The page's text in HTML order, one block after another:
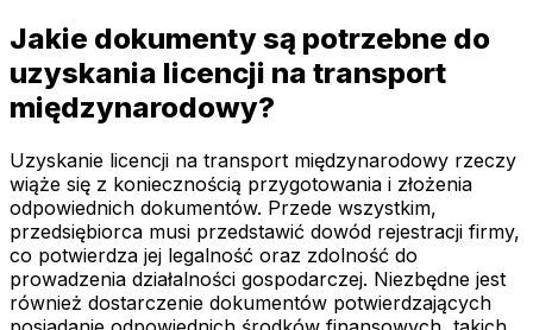
Jakie dokumenty są potrzebne do
uzyskania licencji na transport
międzynarodowy?
Uzyskanie licencji na transport międzynarodowy rzeczy
wiąże się z koniecznością przygotowania i złożenia
odpowiednich dokumentów. Przede wszystkim,
przedsiębiorca musi przedstawić dowód rejestracji firmy,
co potwierdza jej legalność oraz zdolność do
prowadzenia działalności gospodarczej. Niezbędne jest
również dostarczenie dokumentów potwierdzających